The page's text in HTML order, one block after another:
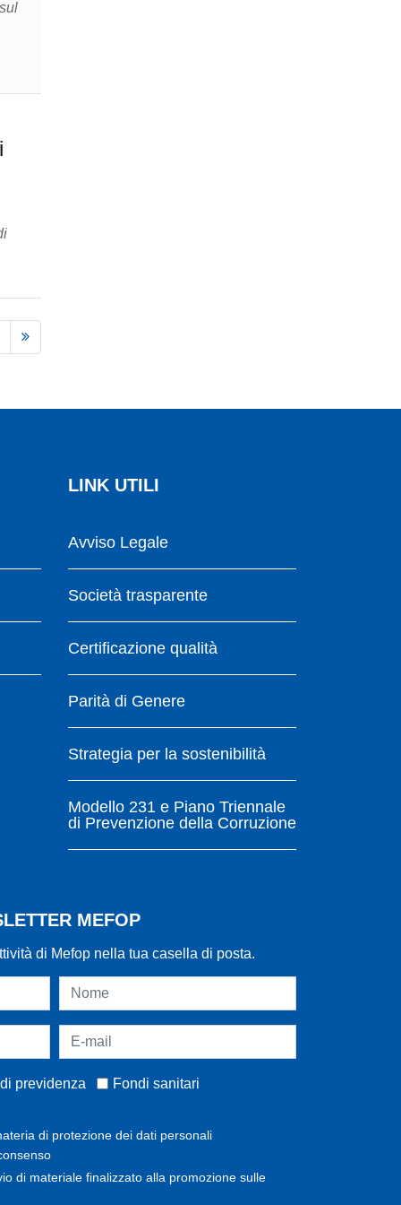
LINK UTILI
Avviso Legale
Società trasparente
Certificazione qualità
Parità di Genere
Strategia per la sostenibilità
Modello 231 e Piano Triennale
di Prevenzione della Corruzione
MEFOP
di Mefop nella tua casella di posta.
previdenza Fondi sanitari
di protezione dei dati personali
di materiale finalizzato alla promozione sulle